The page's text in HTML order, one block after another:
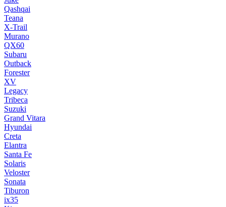
Qashqai
Teana
X-Trail
Murano
QX60
Subaru
Outback
Forester
XV
Legacy
Tribeca
Suzuki
Grand Vitara
Hyundai
Creta
Elantra
Santa Fe
Solaris
Veloster
Sonata
Tiburon
ix35